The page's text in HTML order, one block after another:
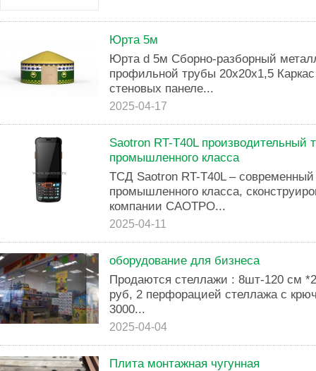
Юрта 5м
Юрта d 5м Сборно-разборный
профильной трубы 20х20х1,5
стеновых панеле...
2025-04-17
Saotron RT-T40L производительный
промышленного класса
ТСД Saotron RT-T40L –
промышленного класса,
компании САОТРО...
2025-04-11
оборудование для бизнеса
Продаются стеллажи : 8шт-120 см
руб, 2 перфорацией стеллажа с
3000...
2025-04-04
Плита монтажная чугунная